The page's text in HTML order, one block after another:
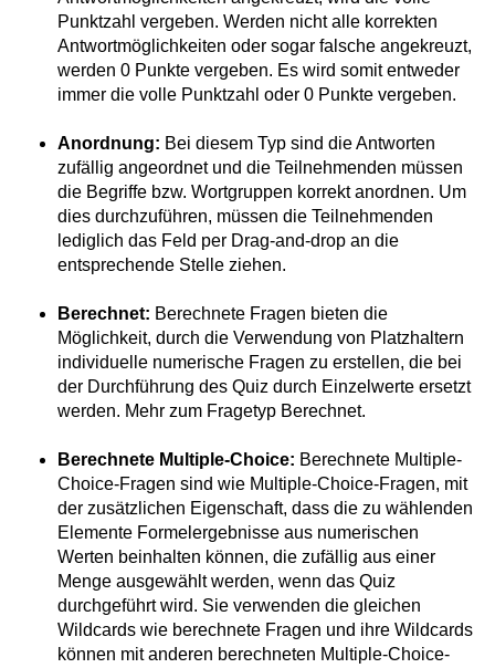
Punktzahl vergeben. Werden nicht alle korrekten
Antwortmöglichkeiten oder sogar falsche angekreuzt,
werden 0 Punkte vergeben. Es wird somit entweder
immer die volle Punktzahl oder 0 Punkte vergeben.
Anordnung: Bei diesem Typ sind die Antworten
zufällig angeordnet und die Teilnehmenden müssen
die Begriffe bzw. Wortgruppen korrekt anordnen. Um
dies durchzuführen, müssen die Teilnehmenden
lediglich das Feld per Drag-and-drop an die
entsprechende Stelle ziehen.
Berechnet: Berechnete Fragen bieten die
Möglichkeit, durch die Verwendung von Platzhaltern
individuelle numerische Fragen zu erstellen, die bei
der Durchführung des Quiz durch Einzelwerte ersetzt
werden. Mehr zum Fragetyp Berechnet.
Berechnete Multiple-Choice: Berechnete Multiple-
Choice-Fragen sind wie Multiple-Choice-Fragen, mit
der zusätzlichen Eigenschaft, dass die zu wählenden
Elemente Formelergebnisse aus numerischen
Werten beinhalten können, die zufällig aus einer
Menge ausgewählt werden, wenn das Quiz
durchgeführt wird. Sie verwenden die gleichen
Wildcards wie berechnete Fragen und ihre Wildcards
können mit anderen berechneten Multiple-Choice-